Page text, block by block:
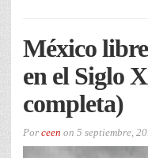
México
en el Siglo
completa)
Por ceen on 5 septiembre,